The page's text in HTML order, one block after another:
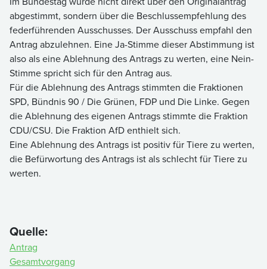
abgestimmt, sondern über die Beschlussempfehlung des
federführenden Ausschusses. Der Ausschuss empfahl den
Antrag abzulehnen. Eine Ja-Stimme dieser Abstimmung ist
also als eine Ablehnung des Antrags zu werten, eine Nein-
Stimme spricht sich für den Antrag aus.
Für die Ablehnung des Antrags stimmten die Fraktionen
SPD, Bündnis 90 / Die Grünen, FDP und Die Linke. Gegen
die Ablehnung des eigenen Antrags stimmte die Fraktion
CDU/CSU. Die Fraktion AfD enthielt sich.
Eine Ablehnung des Antrags ist positiv für Tiere zu werten,
die Befürwortung des Antrags ist als schlecht für Tiere zu
werten.
Quelle:
Antrag
Gesamtvorgang